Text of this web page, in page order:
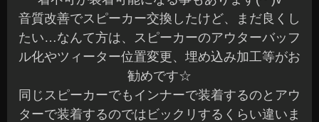
音質改善でスピーカー交換したけど、まだ良くし
たい…なんて方は、スピーカーのアウターバッフ
ル化やツィーター位置変更、埋め込み加工等がお
勧めです☆
同じスピーカーでもインナーで装着するのとアウ
ターで装着するのではビックリするくらい違いま